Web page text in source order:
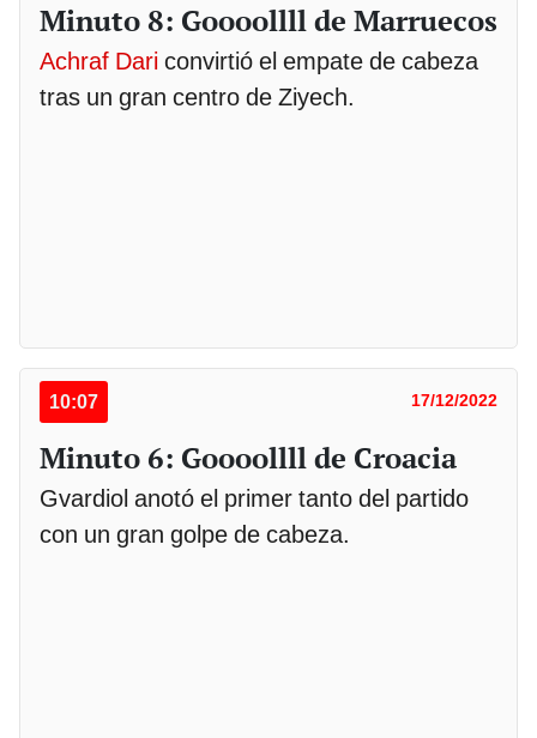
Minuto 8: Goooollll de Marruecos
Achraf Dari convirtió el empate de cabeza
tras un gran centro de Ziyech.
10:07 17/12/2022
Minuto 6: Goooollll de Croacia
Gvardiol anotó el primer tanto del partido
con un gran golpe de cabeza.